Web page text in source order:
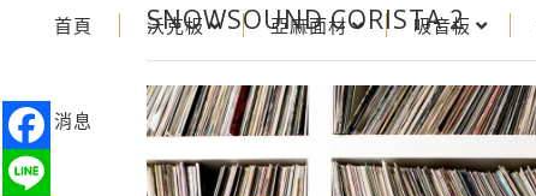
首頁 沃克板 亞麻面材 吸音板
消息
SNOWSOUND CORISTA 2